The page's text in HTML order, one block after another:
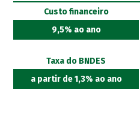
Custo financeiro
9,5% ao ano
Taxa do BNDES
a partir de 1,3% ao ano